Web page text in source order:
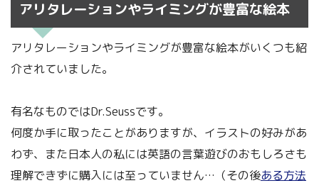
アリタレーションやライミングが豊富な絵本
アリタレーションやライミングが豊富な絵本がいくつも紹
介されていました。
有名なものではDr.Seussです。
何度か手に取ったことがありますが、イラストの好みがあ
わず、また日本人の私には英語の言葉遊びのおもしろさも
理解できずに購入には至っていません…（その後ある方法